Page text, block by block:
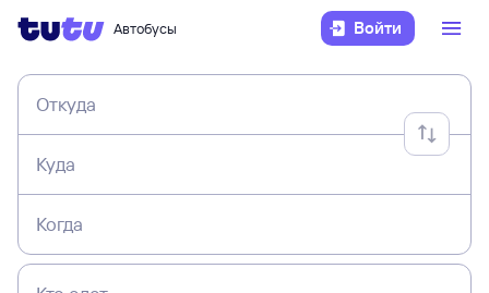
Автобусы Войти
Откуда
Куда
Когда